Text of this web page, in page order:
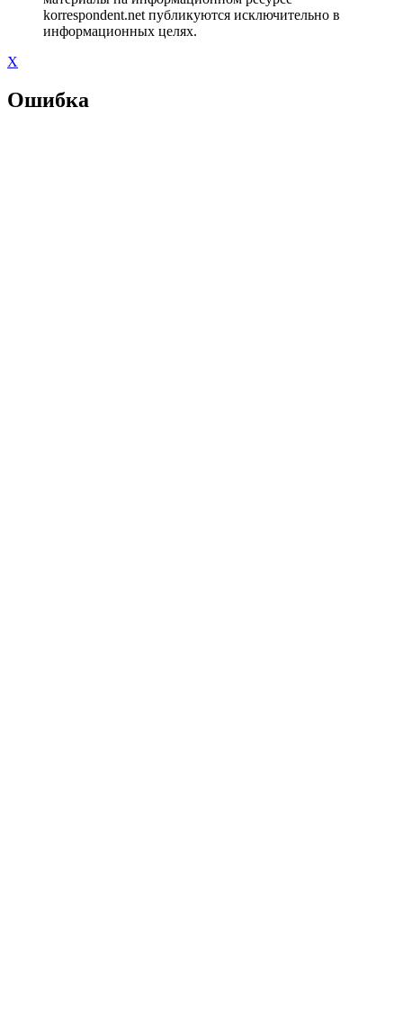
korrespondent.net публикуются исключительно в
информационных целях.
X
Ошибка